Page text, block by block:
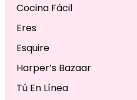
Cocina Fácil
Eres
Esquire
Harper’s Bazaar
Tú En Línea